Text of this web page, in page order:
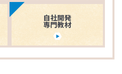
自社開発
専門教材